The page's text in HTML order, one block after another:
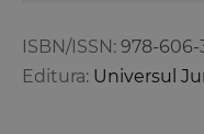
ISBN/ISSN: 978-606-
Editura: Universul